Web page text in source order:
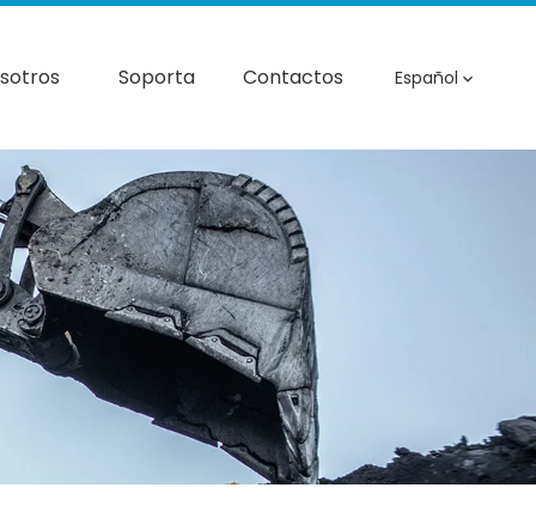
Soporta Contactos Español